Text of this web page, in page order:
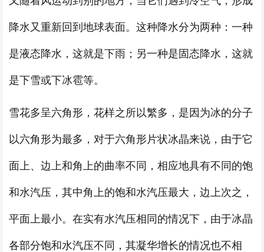
降水又重新回到地球表面。这种降水分为两种：一种
是液态降水，这就是下雨；另一种是固态降水，这就
是下雪或下冰雹等。
雪花多呈六角形，花样之所以繁多，是因为冰的分子
以六角形为最多，对于六角形片状冰晶来说，由于它
面上、边上和角上的曲率不同，相应地具有不同的饱
和水汽压，其中角上的饱和水汽压最大，边上次之，
平面上最小。在实有水汽压相同的情况下，由于冰晶
各部分饱和水汽压不同，其凝华增长的情况也不相